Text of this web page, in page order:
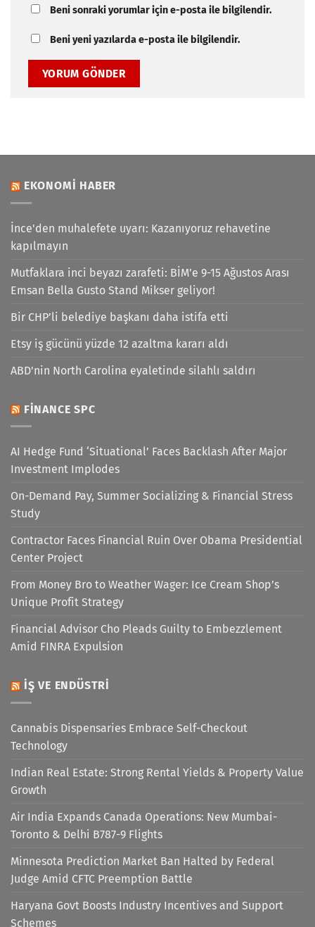
Beni sonraki yorumlar için e-posta ile bilgilendir.
Beni yeni yazılarda e-posta ile bilgilendir.
EKONOMI HABER
İnce'den muhalefete uyarı: Kazanıyoruz rehavetine
kapılmayın
Mutfaklara inci beyazı zarafeti: BİM’e 9-15 Ağustos Arası
Emsan Bella Gusto Stand Mikser geliyor!
Bir CHP’li belediye başkanı daha istifa etti
Etsy iş gücünü yüzde 12 azaltma kararı aldı
ABD'nin North Carolina eyaletinde silahlı saldırı
FINANCE SPC
AI Hedge Fund ‘Situational’ Faces Backlash After Major
Investment Implodes
On-Demand Pay, Summer Socializing & Financial Stress
Study
Contractor Faces Financial Ruin Over Obama Presidential
Center Project
From Money Bro to Weather Wager: Ice Cream Shop’s
Unique Profit Strategy
Financial Advisor Cho Pleads Guilty to Embezzlement
Amid FINRA Expulsion
İŞ VE ENDÜSTRI
Cannabis Dispensaries Embrace Self-Checkout
Technology
Indian Real Estate: Strong Rental Yields & Property Value
Growth
Air India Expands Canada Operations: New Mumbai-
Toronto & Delhi B787-9 Flights
Minnesota Prediction Market Ban Halted by Federal
Judge Amid CFTC Preemption Battle
Haryana Govt Boosts Industry Incentives and Support
Schemes